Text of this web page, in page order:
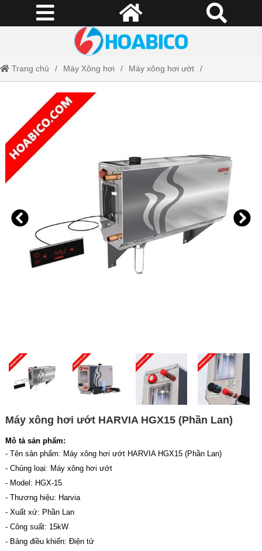
Trang chủ Máy Xông hơi Máy xông hơi ướt
Máy xông hơi ướt HARVIA HGX15 (Phần Lan)
Máy xông hơi ướt HARVIA HGX15 (Phần Lan)
Mô tả sản phẩm:
- Tên sản phẩm: Máy xông hơi ướt HARVIA HGX15 (Phần Lan)
- Chủng loại: Máy xông hơi ướt
- Model: HGX-15
- Thương hiệu: Harvia
- Xuất xứ: Phần Lan
- Công suất: 15kW
- Bảng điều khiển: Điện tử